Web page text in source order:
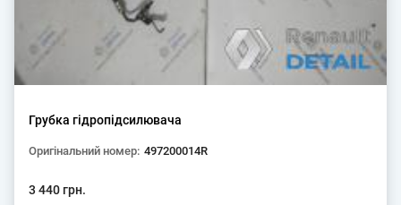
Грубка гідропідсилювача
Оригінальний номер: 497200014R
3 440 грн.